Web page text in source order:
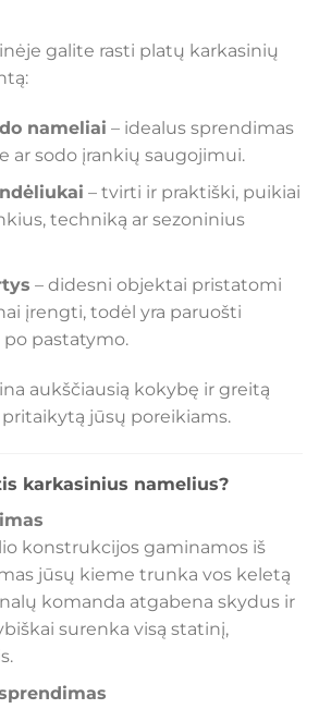
galite rasti platų karkasinių
nameliai – idealus sprendimas
ar sodo įrankių saugojimui.
– tvirti ir praktiški, puikiai
techniką ar sezoninius
– didesni objektai pristatomi
įrengti, todėl yra paruošti
pastatymo.
aukščiausią kokybę ir greitą
jūsų poreikiams.
karkasinius namelius?
konstrukcijos gaminamos iš
jūsų kieme trunka vos keletą
komanda atgabena skydus ir
surenka visą statinį,